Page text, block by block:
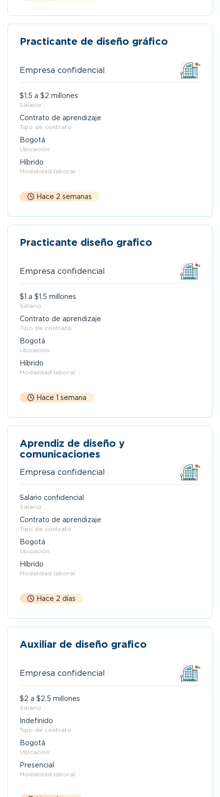
Practicante de diseño gráfico
Empresa confidencial
$1,5 a $2 millones
Salario
Contrato de aprendizaje
Tipo de contrato
Bogotá
Ubicación
Híbrido
Modalidad laboral
Hace 2 semanas
Practicante diseño grafico
Empresa confidencial
$1 a $1,5 millones
Salario
Contrato de aprendizaje
Tipo de contrato
Bogotá
Ubicación
Híbrido
Modalidad laboral
Hace 1 semana
Aprendiz de diseño y
comunicaciones
Empresa confidencial
Salario confidencial
Salario
Contrato de aprendizaje
Tipo de contrato
Bogotá
Ubicación
Híbrido
Modalidad laboral
Hace 2 días
Auxiliar de diseño grafico
Empresa confidencial
$2 a $2,5 millones
Salario
Indefinido
Tipo de contrato
Bogotá
Ubicación
Presencial
Modalidad laboral